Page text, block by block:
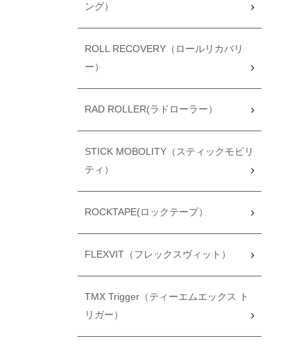
ング）
ROLL RECOVERY（ロールリカバリ
ー）
RAD ROLLER(ラドローラー）
STICK MOBOLITY（スティックモビリ
ティ）
ROCKTAPE(ロックテープ）
FLEXVIT（フレックスヴィット）
TMX Trigger（ティーエムエックス ト
リガー）